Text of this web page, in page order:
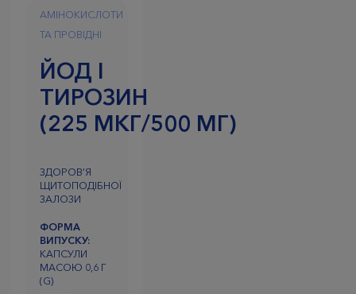
АМІНОКИСЛОТИ
ТА ПРОВІДНІ
ЙОД І
ТИРОЗИН
(225 МКГ/500 МГ)
ЗДОРОВ’Я
ЩИТОПОДІБНОЇ
ЗАЛОЗИ
ФОРМА
ВИПУСКУ:
КАПСУЛИ
МАСОЮ 0,6 Г
(G)